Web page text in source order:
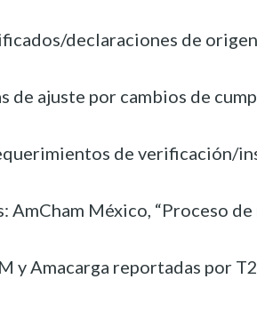
declaraciones de
de ajuste por cambios de
de verificación/
AmCham México, “Proceso
y Amacarga reportadas